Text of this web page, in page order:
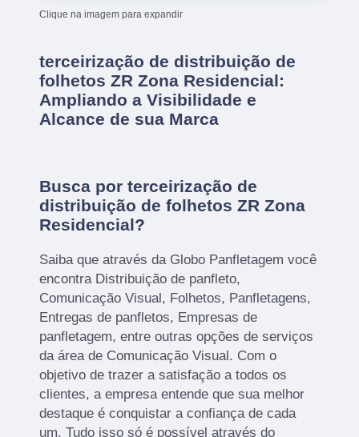
Clique na imagem para expandir
terceirização de distribuição de
folhetos ZR Zona Residencial:
Ampliando a Visibilidade e
Alcance de sua Marca
Busca por terceirização de
distribuição de folhetos ZR Zona
Residencial?
Saiba que através da Globo Panfletagem você
encontra Distribuição de panfleto,
Comunicação Visual, Folhetos, Panfletagens,
Entregas de panfletos, Empresas de
panfletagem, entre outras opções de serviços
da área de Comunicação Visual. Com o
objetivo de trazer a satisfação a todos os
clientes, a empresa entende que sua melhor
destaque é conquistar a confiança de cada
um. Tudo isso só é possível através do